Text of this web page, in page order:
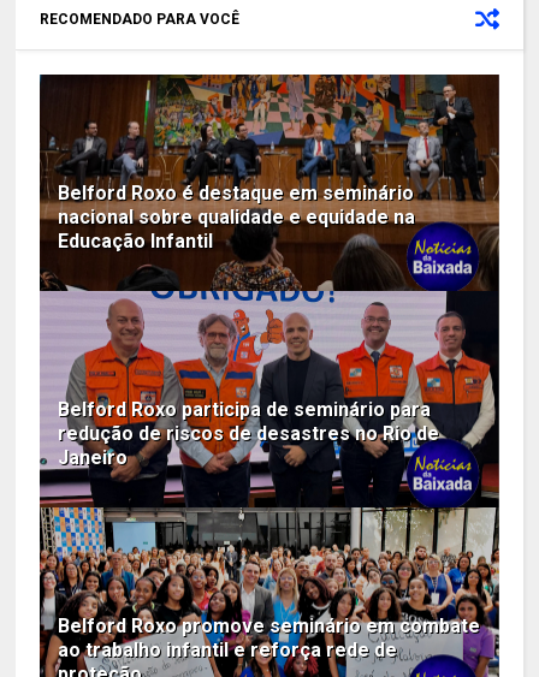
RECOMENDADO PARA VOCÊ
Belford Roxo é destaque em seminário
nacional sobre qualidade e equidade na
Educação Infantil
Belford Roxo participa de seminário para
redução de riscos de desastres no Rio de
Janeiro
Belford Roxo promove seminário em combate
ao trabalho infantil e reforça rede de